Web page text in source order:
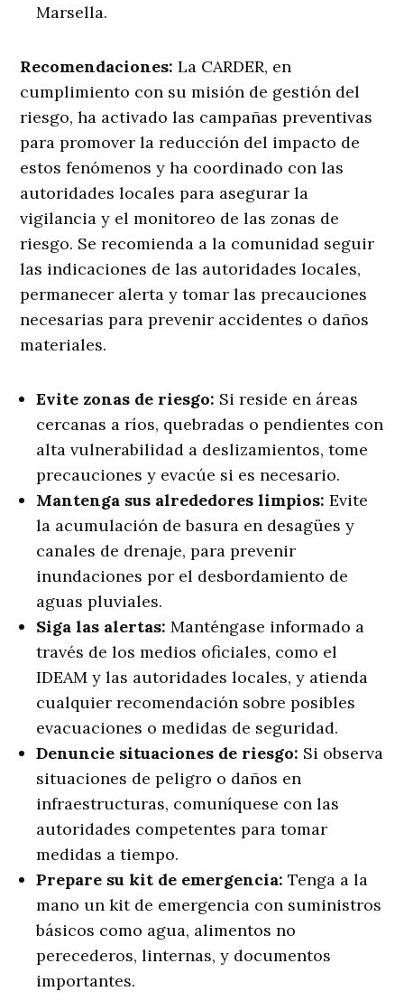
Marsella.
Recomendaciones:La CARDER, en
cumplimiento con su misión de gestión del
riesgo, ha activado las campañas preventivas
para promover la reducción del impacto de
estos fenómenos y ha coordinado con las
autoridades locales para asegurar la
vigilancia y el monitoreo de las zonas de
riesgo. Se recomienda a la comunidad seguir
las indicaciones de las autoridades locales,
permanecer alerta y tomar las precauciones
necesarias para prevenir accidentes o daños
materiales.
Evite zonas de riesgo: Si reside en áreas
cercanas a ríos, quebradas o pendientes con
alta vulnerabilidad a deslizamientos, tome
precauciones y evacúe si es necesario.
Mantenga sus alrededores limpios: Evite
la acumulación de basura en desagües y
canales de drenaje, para prevenir
inundaciones por el desbordamiento de
aguas pluviales.
Siga las alertas: Manténgase informado a
través de los medios oficiales, como el
IDEAM y las autoridades locales, y atienda
cualquier recomendación sobre posibles
evacuaciones o medidas de seguridad.
Denuncie situaciones de riesgo: Si observa
situaciones de peligro o daños en
infraestructuras, comuníquese con las
autoridades competentes para tomar
medidas a tiempo.
Prepare su kit de emergencia: Tenga a la
mano un kit de emergencia con suministros
básicos como agua, alimentos no
perecederos, linternas, y documentos
importantes.